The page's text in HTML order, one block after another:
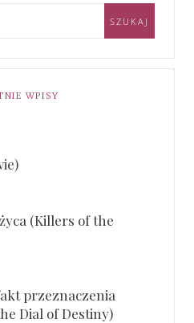
WPISY
(Killers of the
przeznaczenia
Dial of Destiny)